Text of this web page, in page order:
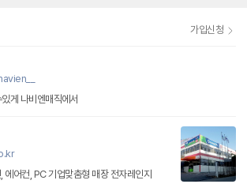
가입신청
게 나비엔매직에서
어컨, PC 기업맞춤형 매장 전자레인지